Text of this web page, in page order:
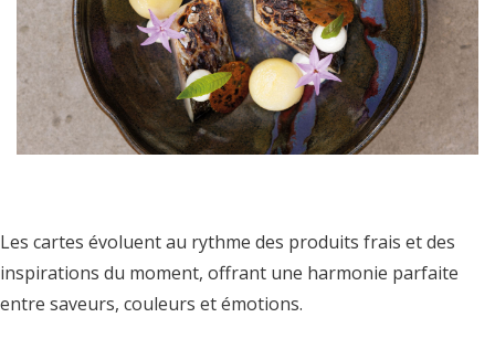
Les cartes évoluent au rythme des produits frais et des
inspirations du moment, offrant une harmonie parfaite
entre saveurs, couleurs et émotions.